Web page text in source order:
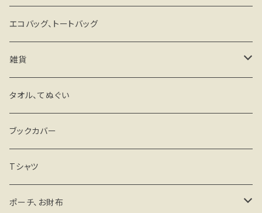
エコバッグ、トートバッグ
雑貨
キーホルダー・ストラップ
ミラー
マグネットステッカー
その他
タオル、てぬぐい
ブックカバー
Tシャツ
ポーチ、お財布